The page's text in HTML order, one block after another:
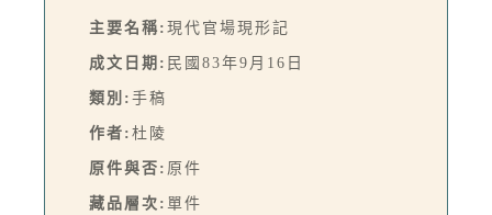
主要名稱: 現代官場現形記
成文日期: 民國83年9月16日
類別: 手稿
作者: 杜陵
原件與否: 原件
藏品層次: 單件